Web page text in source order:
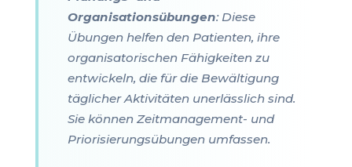
Organisationsübungen: Diese
Übungen helfen den Patienten, ihre
organisatorischen Fähigkeiten zu
entwickeln, die für die Bewältigung
täglicher Aktivitäten unerlässlich sind.
Sie können Zeitmanagement- und
Priorisierungsübungen umfassen.